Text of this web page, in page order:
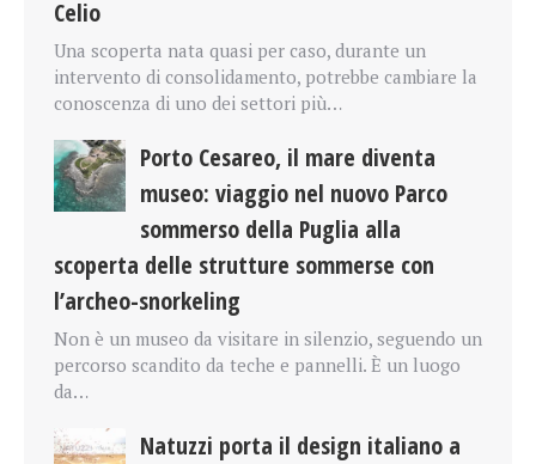
Celio
Una scoperta nata quasi per caso, durante un
intervento di consolidamento, potrebbe cambiare la
conoscenza di uno dei settori più…
Porto Cesareo, il mare diventa
museo: viaggio nel nuovo Parco
sommerso della Puglia alla
scoperta delle strutture sommerse con
l’archeo-snorkeling
Non è un museo da visitare in silenzio, seguendo un
percorso scandito da teche e pannelli. È un luogo
da…
Natuzzi porta il design italiano a